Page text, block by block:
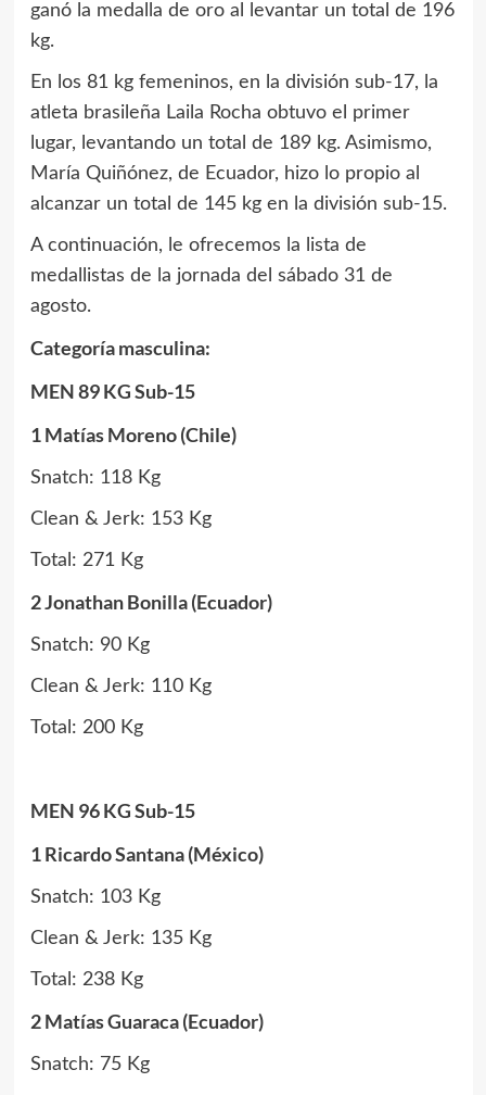
ganó la medalla de oro al levantar un total de 196
kg.
En los 81 kg femeninos, en la división sub-17, la
atleta brasileña Laila Rocha obtuvo el primer
lugar, levantando un total de 189 kg. Asimismo,
María Quiñónez, de Ecuador, hizo lo propio al
alcanzar un total de 145 kg en la división sub-15.
A continuación, le ofrecemos la lista de
medallistas de la jornada del sábado 31 de
agosto.
Categoría masculina:
MEN 89 KG Sub-15
1 Matías Moreno (Chile)
Snatch: 118 Kg
Clean & Jerk: 153 Kg
Total: 271 Kg
2 Jonathan Bonilla (Ecuador)
Snatch: 90 Kg
Clean & Jerk: 110 Kg
Total: 200 Kg
MEN 96 KG Sub-15
1 Ricardo Santana (México)
Snatch: 103 Kg
Clean & Jerk: 135 Kg
Total: 238 Kg
2 Matías Guaraca (Ecuador)
Snatch: 75 Kg